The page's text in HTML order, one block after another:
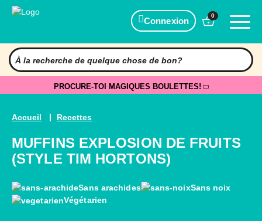
Connexion
0
PROCURE-TOI MAGIQUES BOULETTES!
Accueil Recettes
MUFFINS EXPLOSION DE FRUITS
(STYLE TIM HORTONS)
Sans arachides
Sans noix
Végétarien